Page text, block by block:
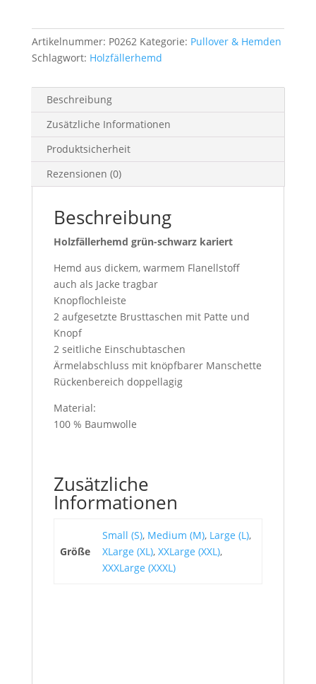
Artikelnummer: P0262 Kategorie: Pullover & Hemden
Schlagwort: Holzfällerhemd
Beschreibung
Zusätzliche Informationen
Produktsicherheit
Rezensionen (0)
Beschreibung
Holzfällerhemd grün-schwarz kariert
Hemd aus dickem, warmem Flanellstoff
auch als Jacke tragbar
Knopflochleiste
2 aufgesetzte Brusttaschen mit Patte und
Knopf
2 seitliche Einschubtaschen
Ärmelabschluss mit knöpfbarer Manschette
Rückenbereich doppellagig
Material:
100 % Baumwolle
Zusätzliche
Informationen
Größe
Small (S), Medium (M), Large (L),
XLarge (XL), XXLarge (XXL),
XXXLarge (XXXL)